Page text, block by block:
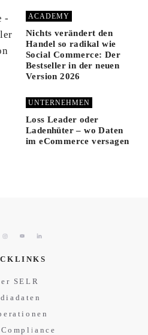
ACADEMY
Nichts verändert den
Handel so radikal wie
Social Commerce: Der
Bestseller in der neuen
Version 2026
UNTERNEHMEN
Loss Leader oder
Ladenhüter – wo Daten
im eCommerce versagen
SELR